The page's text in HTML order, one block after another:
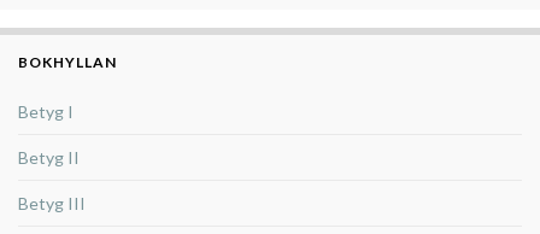
BOKHYLLAN
Betyg I
Betyg II
Betyg III